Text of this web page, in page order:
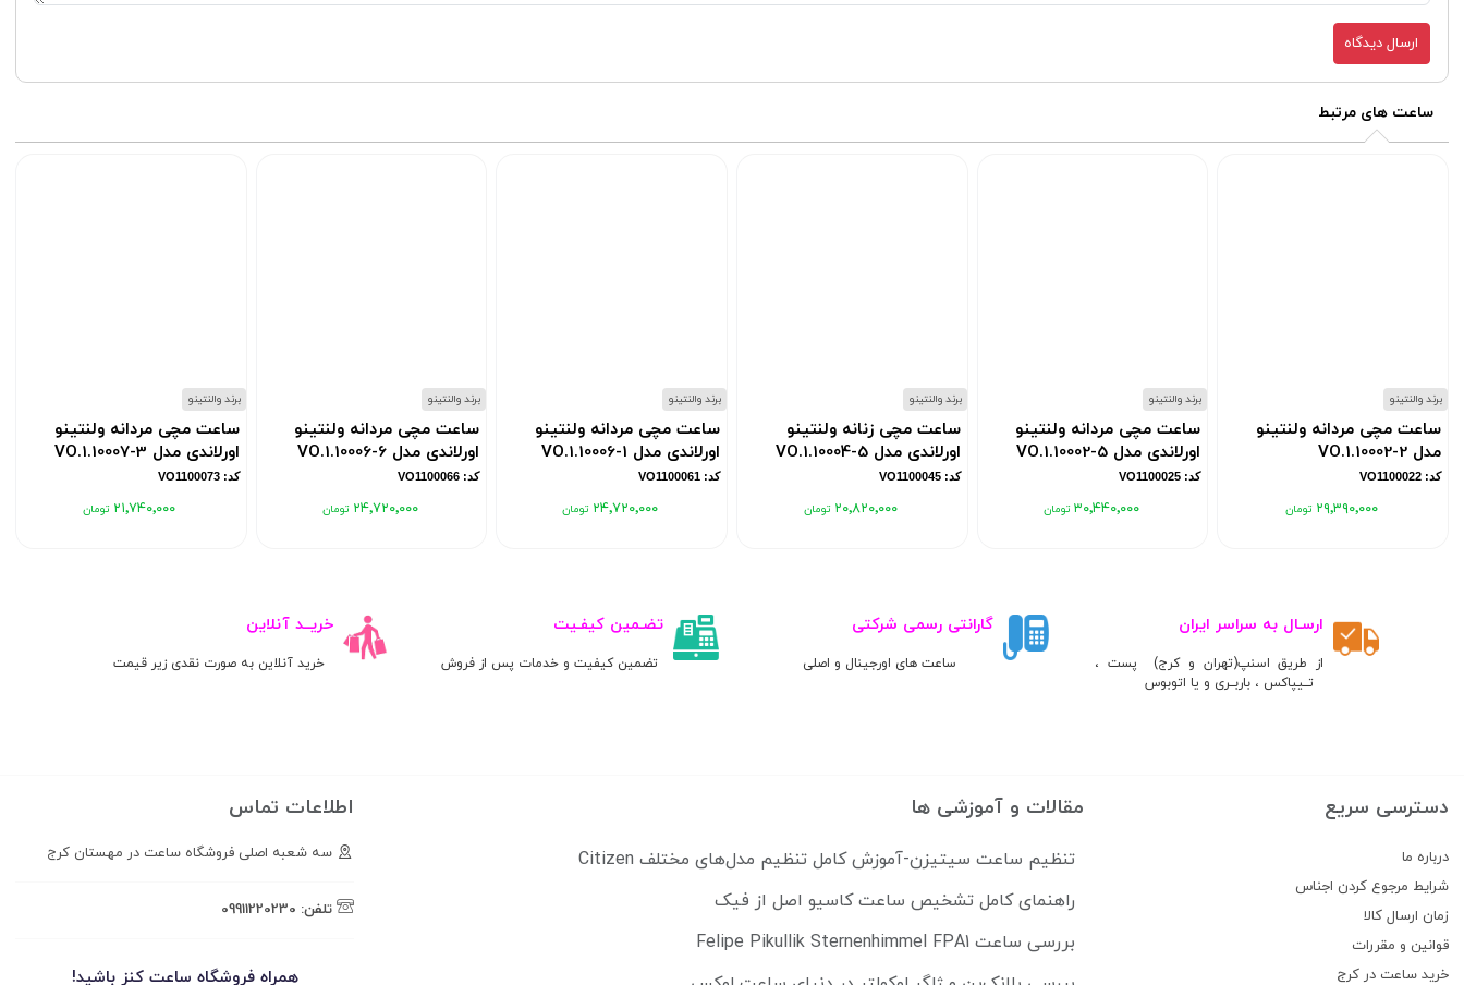
ارسال دیدگاه
ساعت های مرتبط
برند والنتینو
ساعت مچی مردانه ولنتینو
مدل VO.1.10002-2
کد: VO1100022
۲۹٬۳۹۰٬۰۰۰
برند والنتینو
ساعت مچی مردانه ولنتینو
اورلاندی مدل VO.1.10002-5
کد: VO1100025
۳۰٬۴۴۰٬۰۰۰
برند والنتینو
ساعت مچی زنانه ولنتینو
اورلاندی مدل VO.1.10004-5
کد: VO1100045
۲۰٬۸۲۰٬۰۰۰
برند والنتینو
ساعت مچی مردانه ولنتینو
اورلاندی مدل VO.1.10006-1
کد: VO1100061
۲۴٬۷۲۰٬۰۰۰
برند والنتینو
ساعت مچی مردانه ولنتینو
اورلاندی مدل VO.1.10006-6
کد: VO1100066
۲۴٬۷۲۰٬۰۰۰
برند والنتینو
ساعت مچی مردانه ولنتینو
اورلاندی مدل VO.1.10007-3
کد: VO1100073
۲۱٬۷۴۰٬۰۰۰
ارسـال به سراسر ایران
از طریق اسنپ(تهران و کرج) پست ،
تــیپاکس ، باربــری و یا اتوبوس
گارانتی رسمی شرکتی
ساعت های اورجینال و اصلی
تضـمین کیفـیت
تضمین کیفیت و خدمات پس از فروش
خریــد آنلاین
خرید آنلاین به صورت نقدی زیر قیمت
دسترسی سریع
درباره ما
شرایط مرجوع کردن اجناس
زمان ارسال کالا
قوانین و مقررات
خرید ساعت در کرج
مقالات و آموزشی ها
تنظیم ساعت سیتیزن-آموزش کامل تنظیم مدل‌های مختلف Citizen
راهنمای کامل تشخیص ساعت کاسیو اصل از فیک
بررسی ساعت Felipe Pikullik Sternenhimmel FPA1
اطلاعات تماس
سه شعبه اصلی فروشگاه ساعت در مهستان کرج
تلفن: 09911220230
همراه فروشگاه ساعت کنز باشید!